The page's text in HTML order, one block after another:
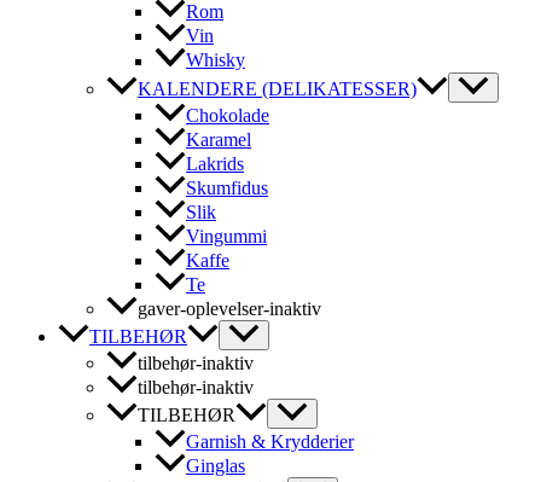
Rom
Vin
Whisky
KALENDERE (DELIKATESSER)
Chokolade
Karamel
Lakrids
Skumfidus
Slik
Vingummi
Kaffe
Te
gaver-oplevelser-inaktiv
TILBEHØR
tilbehør-inaktiv
tilbehør-inaktiv
TILBEHØR
Garnish & Krydderier
Ginglas